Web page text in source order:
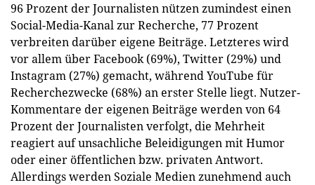
96 Prozent der Journalisten nützen zumindest einen
Social-Media-Kanal zur Recherche, 77 Prozent
verbreiten darüber eigene Beiträge. Letzteres wird
vor allem über Facebook (69%), Twitter (29%) und
Instagram (27%) gemacht, während YouTube für
Recherchezwecke (68%) an erster Stelle liegt. Nutzer-
Kommentare der eigenen Beiträge werden von 64
Prozent der Journalisten verfolgt, die Mehrheit
reagiert auf unsachliche Beleidigungen mit Humor
oder einer öffentlichen bzw. privaten Antwort.
Allerdings werden Soziale Medien zunehmend auch